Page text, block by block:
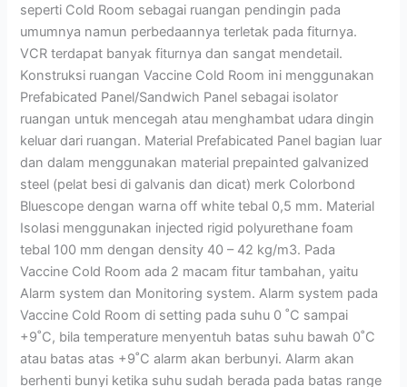
seperti Cold Room sebagai ruangan pendingin pada
umumnya namun perbedaannya terletak pada fiturnya.
VCR terdapat banyak fiturnya dan sangat mendetail.
Konstruksi ruangan Vaccine Cold Room ini menggunakan
Prefabicated Panel/Sandwich Panel sebagai isolator
ruangan untuk mencegah atau menghambat udara dingin
keluar dari ruangan. Material Prefabicated Panel bagian luar
dan dalam menggunakan material prepainted galvanized
steel (pelat besi di galvanis dan dicat) merk Colorbond
Bluescope dengan warna off white tebal 0,5 mm. Material
Isolasi menggunakan injected rigid polyurethane foam
tebal 100 mm dengan density 40 – 42 kg/m3. Pada
Vaccine Cold Room ada 2 macam fitur tambahan, yaitu
Alarm system dan Monitoring system. Alarm system pada
Vaccine Cold Room di setting pada suhu 0 ˚C sampai
+9˚C, bila temperature menyentuh batas suhu bawah 0˚C
atau batas atas +9˚C alarm akan berbunyi. Alarm akan
berhenti bunyi ketika suhu sudah berada pada batas range